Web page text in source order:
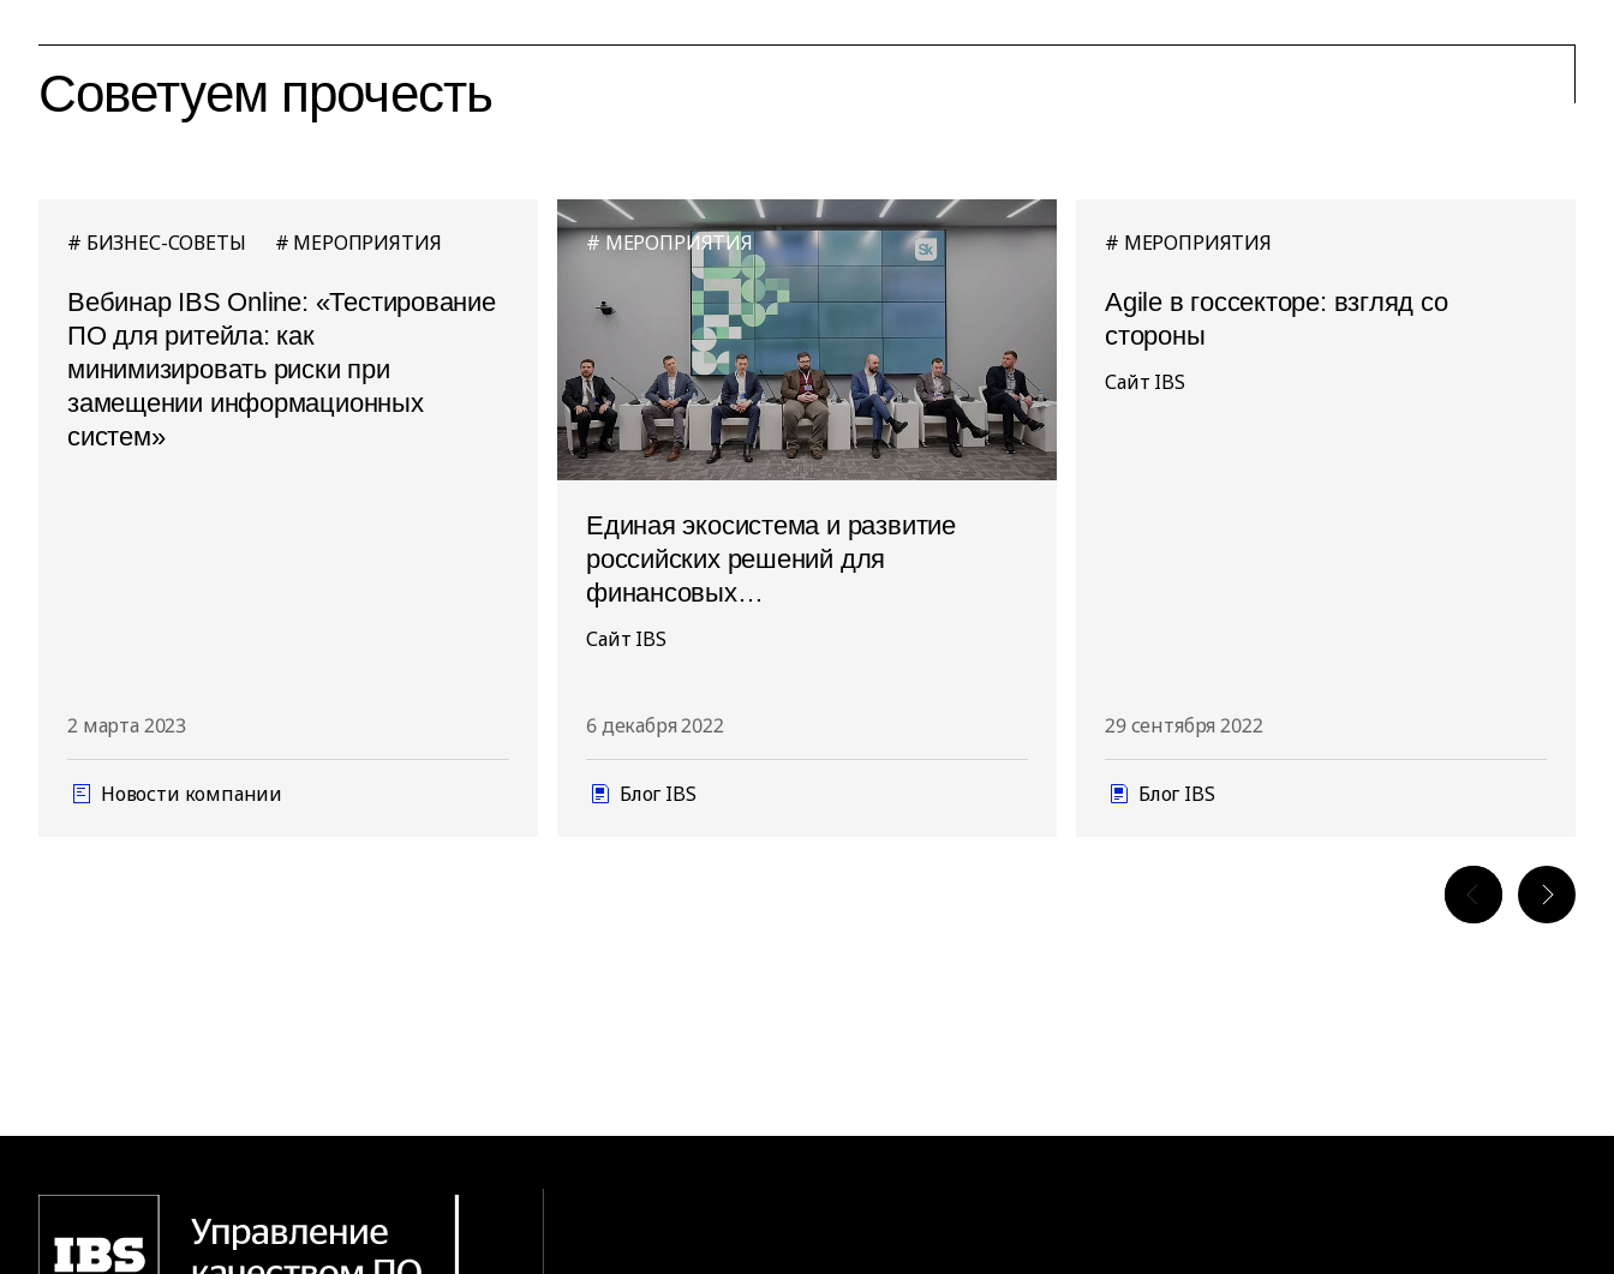
Советуем прочесть
БИЗНЕС-СОВЕТЫ МЕРОПРИЯТИЯ
Вебинар IBS Online: «Тестирование
ПО для ритейла: как
минимизировать риски при
замещении информационных
систем»
2 марта 2023
Новости компании
МЕРОПРИЯТИЯ
Единая экосистема и развитие
российских решений для
финансовых
и телекоммуникационных компаний:
Сайт IBS
6 декабря 2022
Блог IBS
МЕРОПРИЯТИЯ
Agile в госсекторе: взгляд со
стороны
Сайт IBS
29 сентября 2022
Блог IBS